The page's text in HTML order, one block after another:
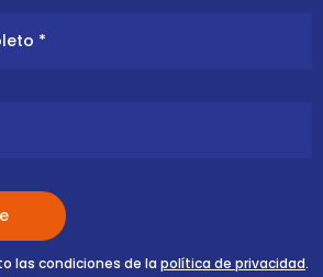
las condiciones de la política de privacidad.